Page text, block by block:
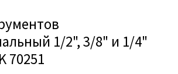
1/2", 3/8" и 1/4"
70251